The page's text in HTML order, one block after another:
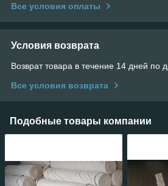
Все условия оплаты
Условия возврата
Возврат товара в течение 14 дней по
Все условия возврата
Подобные товары компании